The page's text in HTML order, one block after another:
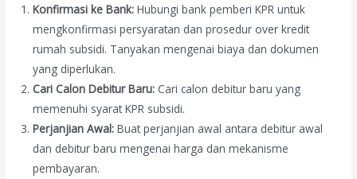
Konfirmasi ke Bank: Hubungi bank pemberi KPR untuk
mengkonfirmasi persyaratan dan prosedur over kredit
rumah subsidi. Tanyakan mengenai biaya dan dokumen
yang diperlukan.
Cari Calon Debitur Baru: Cari calon debitur baru yang
memenuhi syarat KPR subsidi.
Perjanjian Awal: Buat perjanjian awal antara debitur awal
dan debitur baru mengenai harga dan mekanisme
pembayaran.